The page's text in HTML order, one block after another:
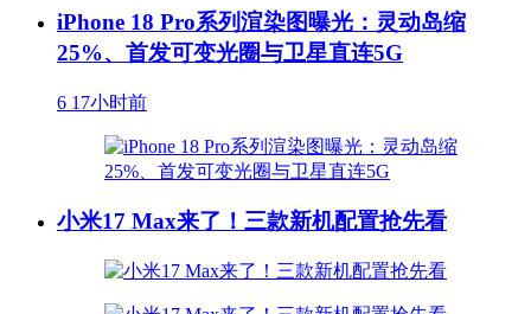
iPhone 18 Pro系列渲染图曝光：灵动岛缩
25%、首发可变光圈与卫星直连5G
6 17小时前
小米17 Max来了！三款新机配置抢先看